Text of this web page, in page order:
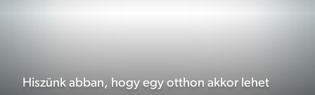
Hiszünk abban, hogy egy otthon akkor lehet